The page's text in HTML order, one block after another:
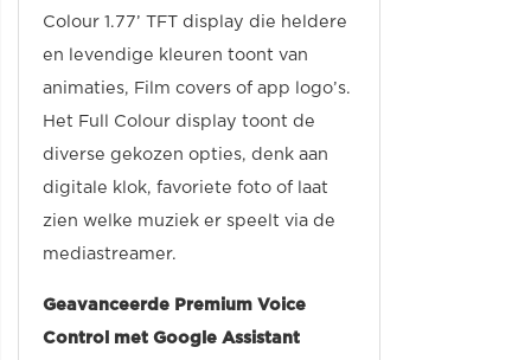
Colour 1.77’ TFT display die heldere
en levendige kleuren toont van
animaties, Film covers of app logo’s.
Het Full Colour display toont de
diverse gekozen opties, denk aan
digitale klok, favoriete foto of laat
zien welke muziek er speelt via de
mediastreamer.
Geavanceerde Premium Voice
Control met Google Assistant